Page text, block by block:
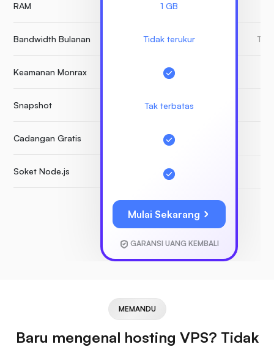
RAM
Bandwidth Bulanan
Keamanan Monrax
Snapshot
Cadangan Gratis
Soket Node.js
1 GB
Tidak terukur
Tak terbatas
Mulai Sekarang
GARANSI UANG KEMBALI
MEMANDU
Baru mengenal hosting VPS? Tidak